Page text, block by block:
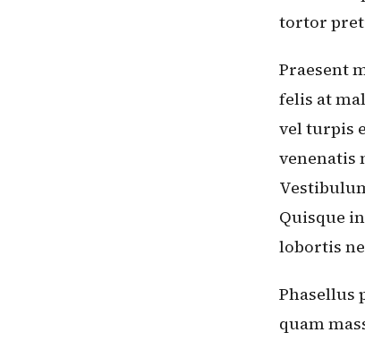
tortor
Praesent
felis at
vel turpis
venenatis
Quisque
lobortis
Phasellus
quam